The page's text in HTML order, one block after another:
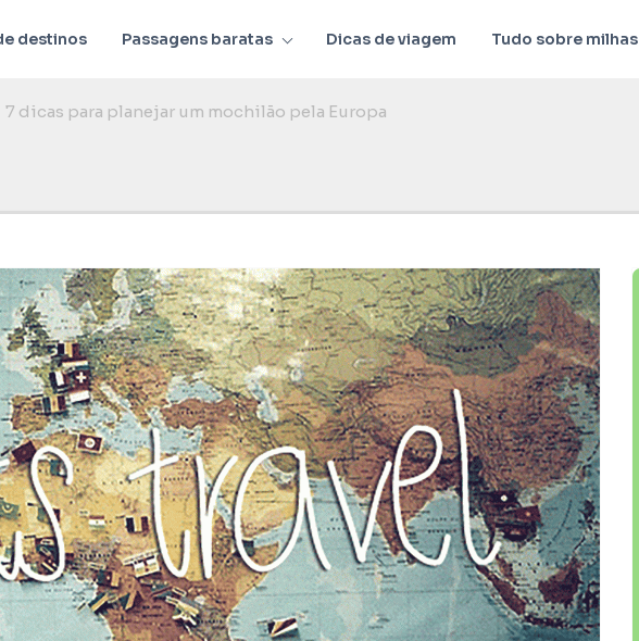
destinos Passagens baratas Dicas de viagem Tudo sobre milhas
7 dicas para planejar um mochilão pela Europa